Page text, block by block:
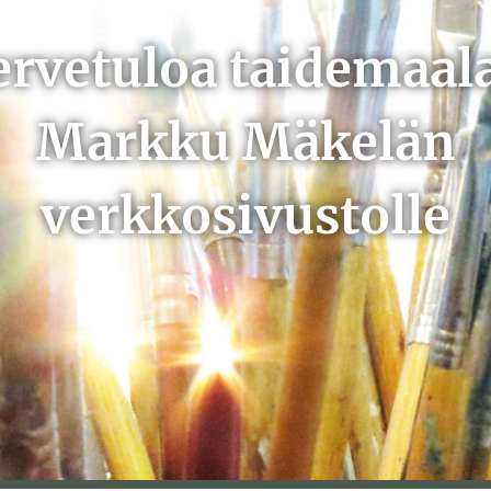
Markku Mäkelän
verkkosivustolle